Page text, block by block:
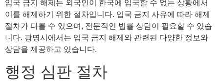
입국 금지 해제는 외국인이 한국에 입국할 수 없는 상황에서
이를 해제하기 위한 절차입니다. 입국 금지 사유에 따라 해제
절차가 다를 수 있으며, 전문적인 법률 상담이 필요할 수 있습
니다. 광명시에서는 입국 금지 해제와 관련된 다양한 정보와
상담을 제공하고 있습니다.
행정 심판 절차